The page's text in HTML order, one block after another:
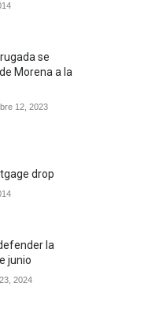
se
Morena a la
12, 2023
drop
la
junio
2024